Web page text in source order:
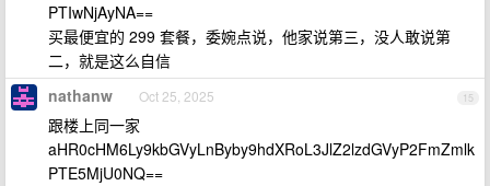
PTIwNjAyNA==
买最便宜的 299 套餐，委婉点说，他家说第三，没人敢说第
二，就是这么自信
15
nathanw Oct 25, 2025
跟楼上同一家
aHR0cHM6Ly9kbGVyLnByby9hdXRoL3JlZ2lzdGVyP2FmZmlk
PTE5MjU0NQ==